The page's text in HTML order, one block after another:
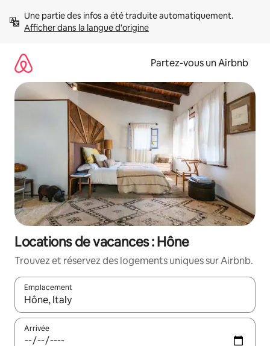
directement
Afficher dans la langue d'origine
Partez-vous un Airbnb
Locations de vacances : Hône
Trouvez et réservez des logements uniques sur Airbnb.
Emplacement
Quand les résultats sont affichés, parcourez-les en utilisant
Arrivée